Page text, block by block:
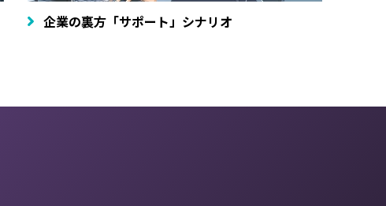
企業の裏方「サポート」シナリオ